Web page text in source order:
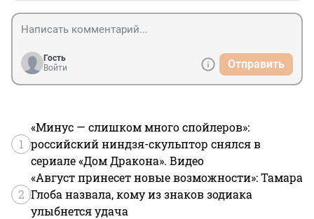
Гость
Войти
Отправить
1
«Минус — слишком много спойлеров»:
российский ниндзя-скульптор снялся в
сериале «Дом Дракона». Видео
2
«Август принесет новые возможности»: Тамара
Глоба назвала, кому из знаков зодиака
улыбнется удача